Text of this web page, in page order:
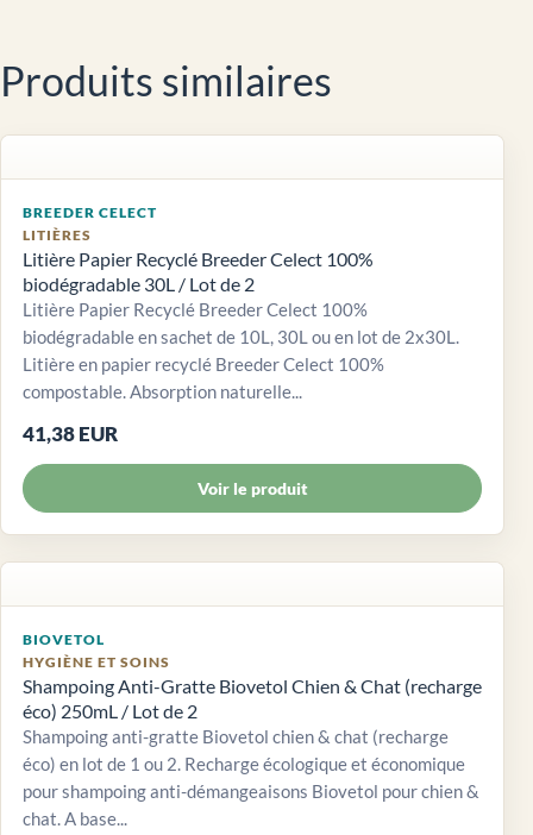
Produits similaires
BREEDER CELECT
LITIÈRES
Litière Papier Recyclé Breeder Celect 100%
biodégradable 30L / Lot de 2
Litière Papier Recyclé Breeder Celect 100%
biodégradable en sachet de 10L, 30L ou en lot de 2x30L.
Litière en papier recyclé Breeder Celect 100%
compostable. Absorption naturelle...
41,38 EUR
Voir le produit
BIOVETOL
HYGIÈNE ET SOINS
Shampoing Anti-Gratte Biovetol Chien & Chat (recharge
éco) 250mL / Lot de 2
Shampoing anti-gratte Biovetol chien & chat (recharge
éco) en lot de 1 ou 2. Recharge écologique et économique
pour shampoing anti-démangeaisons Biovetol pour chien &
chat. A base...